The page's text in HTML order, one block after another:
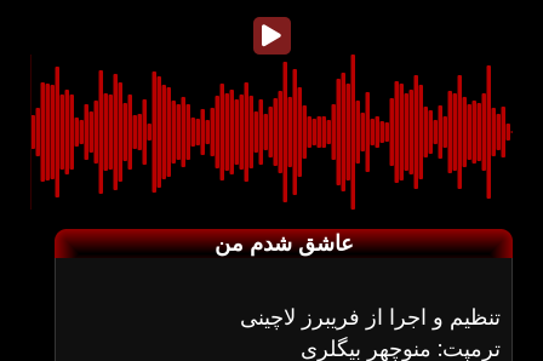
عاشق شدم من
تنظیم و اجرا از فریبرز لاچینی
ترمپت: منوچهر بیگلری